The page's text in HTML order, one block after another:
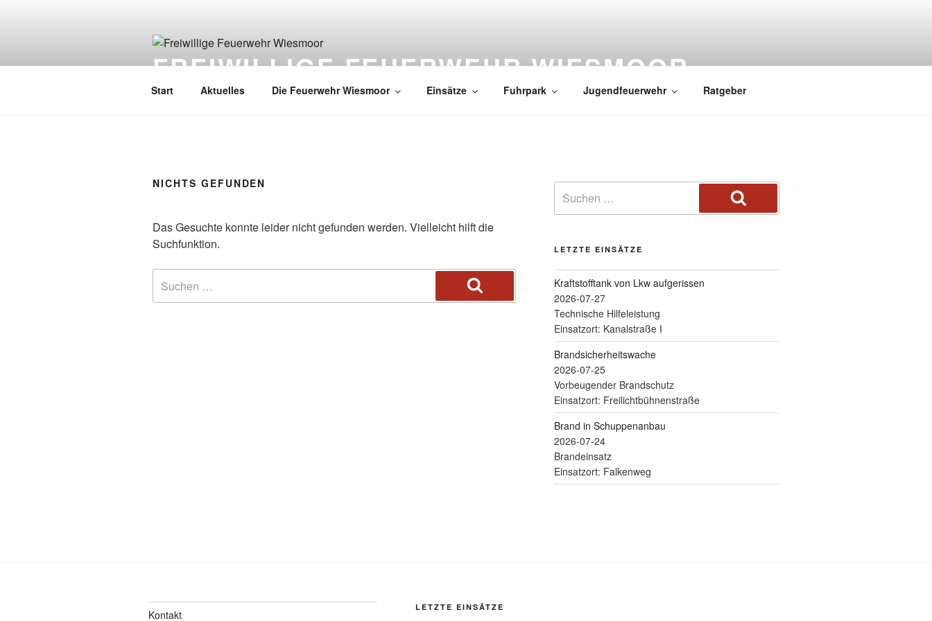
FREIWILLIGE FEUERWEHR WIESMOOR
Start Aktuelles Die Feuerwehr Wiesmoor Einsätze Fuhrpark Jugendfeuerwehr Ratgeber
NICHTS GEFUNDEN
Das Gesuchte konnte leider nicht gefunden werden. Vielleicht hilft die
Suchfunktion.
LETZTE EINSÄTZE
Kraftstofftank von Lkw aufgerissen
2026-07-27
Technische Hilfeleistung
Einsatzort: Kanalstraße I
Brandsicherheitswache
2026-07-25
Vorbeugender Brandschutz
Einsatzort: Freilichtbühnenstraße
Brand in Schuppenanbau
2026-07-24
Brandeinsatz
Einsatzort: Falkenweg
Kontakt
LETZTE EINSÄTZE